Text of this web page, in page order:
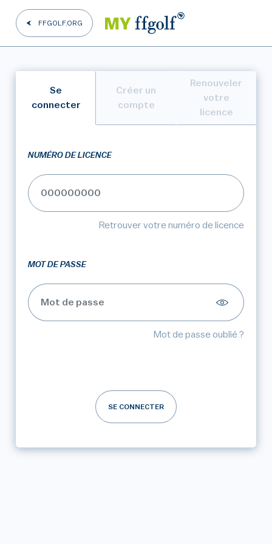
FFGOLF.ORG
Se
connecter
Créer un
compte
Renouveler
votre
licence
NUMÉRO DE LICENCE
Retrouver votre numéro de licence
MOT DE PASSE
Mot de passe oublié ?
SE CONNECTER